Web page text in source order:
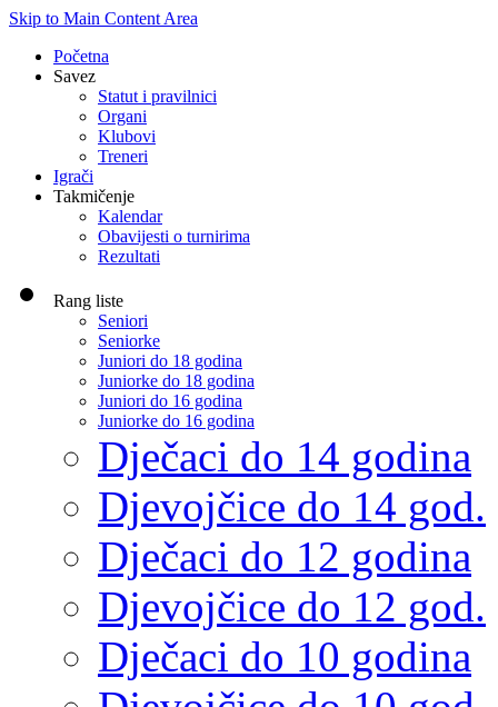
Skip to Main Content Area
Početna
Savez
Statut i pravilnici
Organi
Klubovi
Treneri
Igrači
Takmičenje
Kalendar
Obavijesti o turnirima
Rezultati
Rang liste
Seniori
Seniorke
Juniori do 18 godina
Juniorke do 18 godina
Juniori do 16 godina
Juniorke do 16 godina
Dječaci do 14 godina
Djevojčice do 14 god.
Dječaci do 12 godina
Djevojčice do 12 god.
Dječaci do 10 godina